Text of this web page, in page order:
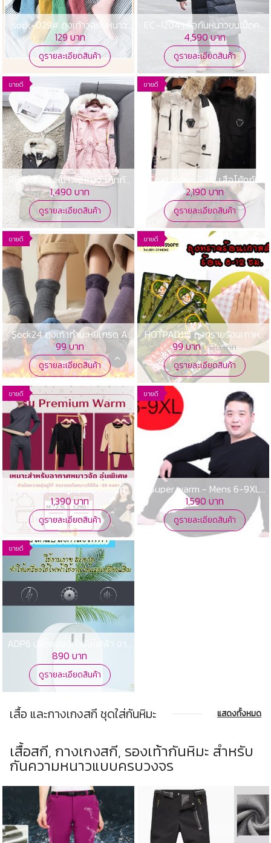
sock-029# ถุงเท้าวูลกันหนาว
ถุงเท้ากันหนาวใส่ติดลบ ถุงเท้าขน
แกะ
129 บาท
ดูรายละเอียดสินค้า
EC-1204 เสื้อกันหนาวขนเป็ดคน
อ้วนชาย เสื้อบิ๊กไซสผู้ชายกันหนาว
รอบอก 68 นิ้ว
4,590 บาท
ดูรายละเอียดสินค้า
ขายดี
RB4 เสื้อกันหนาวผู้หญิง โค้ทกัน
หนาวสวยๆ โค้ทกันหนาวสไตล์
เกาหลี เสื้อกันหนาวเกาหลี
1,490 บาท
ดูรายละเอียดสินค้า
ขายดี
Coat down 6412 เสื้อโค้ทกัน
หนาวขนเป็ดผู้ชาย เสื้อกันหนาวขน
เป็ดชาย
2,190 บาท
ดูรายละเอียดสินค้า
ขายดี
Sock24 ถุงเท้ากำมะหยี่เกรด A
เนื้อกำมะหยี่หนานุ่มใส่สบาย ถุงเท้า
กำมะหยี่กันหนาว
99 บาท
ดูรายละเอียดสินค้า
ขายดี
HOTPAD115 ถุงทรายร้อนเกาหลี
ถุงทรายร้อน ขยำให้อุ่นมือ
99 บาท
120 บาท
ดูรายละเอียดสินค้า
ขายดี
Premium Warm ชุดลองจอนกัน
หนาวแบบพรีเมี่ยมใส่ติดลบ
1,390 บาท
ดูรายละเอียดสินค้า
ขายดี
Super warm - Mens 6-9XL
ลองจอนไซส์ใหญ่พิเศษแบบติดลบ
1,590 บาท
ดูรายละเอียดสินค้า
ขายดี
ADP6 ปลั๊กแปลงกำลังไฟฟ้า จาก
110v เป็น 220v
890 บาท
ดูรายละเอียดสินค้า
เสื้อ และกางเกงสกี ชุดใส่กันหิมะ แสดงทั้งหมด
เสื้อสกี, กางเกงสกี, รองเท้ากันหิมะ สำหรับ
กันความหนาวแบบครบวงจร